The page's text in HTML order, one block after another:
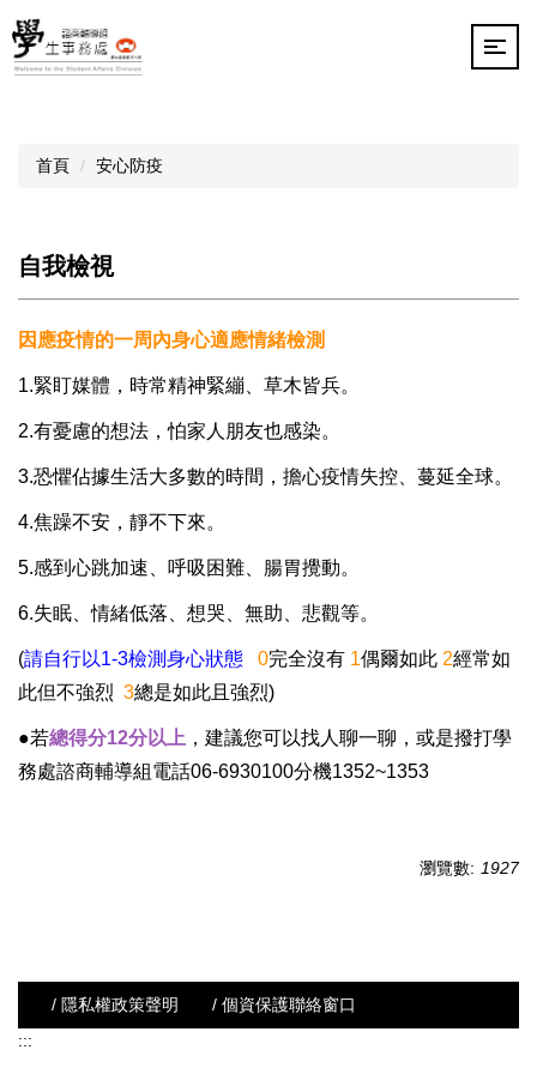
跳
到
主
首頁 安心防疫
自我檢視
因應疫情的一周內身心適應情緒檢測
1.緊盯媒體，時常精神緊繃、草木皆兵。
2.有憂慮的想法，怕家人朋友也感染。
3.恐懼佔據生活大多數的時間，擔心疫情失控、蔓延全球。
4.焦躁不安，靜不下來。
5.感到心跳加速、呼吸困難、腸胃攪動。
6.失眠、情緒低落、想哭、無助、悲觀等。
(請自行以1-3檢測身心狀態 0完全沒有 1偶爾如此 2經常如
此但不強烈 3總是如此且強烈)
●若總得分12分以上 ，建議您可以找人聊一聊，或是撥打學
務處諮商輔導組電話06-6930100分機1352~1353
瀏覽數: 1927
/ 隱私權政策聲明
/ 個資保護聯絡窗口
:::